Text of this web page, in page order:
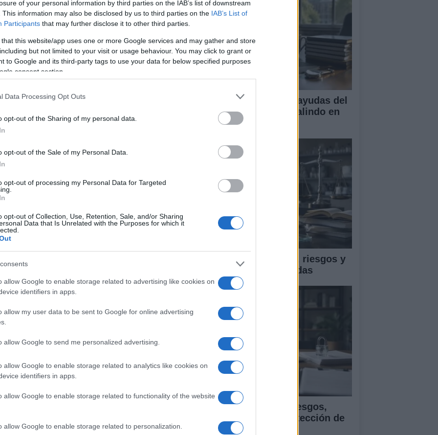
of your personal information by third parties on the IAB’s list of downstream
This information may also be disclosed by us to third parties on the IAB’s List of
Participants that may further disclose it to other third parties.
that this website/app uses one or more Google services and may gather and store
but not limited to your visit or usage behaviour. You may click to grant or
to Google and its third-party tags to use your data for below specified purposes
consent section.
Data Processing Opt Outs
opt-out of the Sharing of my personal data.
opt-out of the Sale of my Personal Data.
opt-out of processing my Personal Data for Targeted
opt-out of Collection, Use, Retention, Sale, and/or Sharing
Data that Is Unrelated with the Purposes for which it
allow Google to enable storage related to advertising like cookies on
identifiers in apps.
allow my user data to be sent to Google for online advertising
allow Google to send me personalized advertising.
allow Google to enable storage related to analytics like cookies on
identifiers in apps.
allow Google to enable storage related to functionality of the website
allow Google to enable storage related to personalization.
es que inicien el viaje con la vestimenta
imágenes.Leer más sobre
UJA obtiene cuatro ayudas del
programa Beatriz Galindo en
2026
Ética en IA: marcos, riesgos y
mitigaciones aplicadas
Guía para evaluar sesgos,
transparencia y protección de
datos en IA